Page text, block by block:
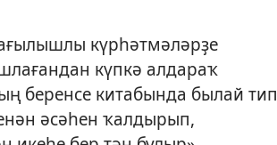
күрһәтмәләрҙе
күпкә алдараҡ
беренсе китабында былай тип
әсәһен ҡалдырып,